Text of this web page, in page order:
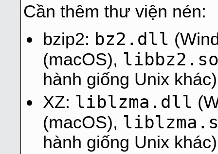
Cần thêm thư viện nén:
bzip2: bz2.dll
(macOS),
hành giống Unix
XZ: liblzma.dll
(macOS),
hành giống Unix